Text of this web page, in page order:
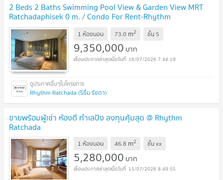
2 Beds 2 Baths Swimming Pool View & Garden View MRT
Ratchadaphisek 0 m. / Condo For Rent-Rhythm
Ratchada UPDATE !
1 ห้องนอน 73.0 m2 ชั้น 5
9,350,000 บาท
16/07/2026 7:44:19
Rhythm Ratchada (ริธึ่ม รัชดา)
ขายพร้อมผู้เช่า ห้องดี ทำเลปัง ลงทุนคุ้มสุด @ Rhythm
Ratchada
1 ห้องนอน 46.8 m2 ชั้นxx
5,280,000 บาท
15/07/2026 8:49:55